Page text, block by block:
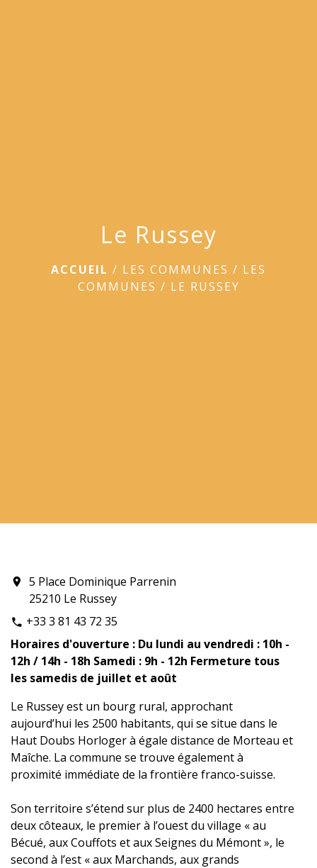
Le Russey
ACCUEIL / LES COMMUNES / LES
COMMUNES / LE RUSSEY
location_on
5 Place Dominique Parrenin
25210 Le Russey
phone +33 3 81 43 72 35
Horaires d'ouverture : Du lundi au vendredi : 10h -
12h / 14h - 18h Samedi : 9h - 12h Fermeture tous
les samedis de juillet et août
Le Russey est un bourg rural, approchant
aujourd’hui les 2500 habitants, qui se situe dans le
Haut Doubs Horloger à égale distance de Morteau et
Maîche. La commune se trouve également à
proximité immédiate de la frontière franco-suisse.
Son territoire s’étend sur plus de 2400 hectares entre
deux côteaux, le premier à l’ouest du village « au
Bécué, aux Couffots et aux Seignes du Mémont », le
second à l’est « aux Marchands, aux grands